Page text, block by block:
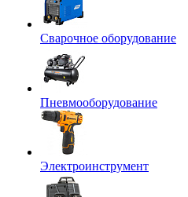
Сварочное оборудование
Пневмооборудование
Электроинструмент